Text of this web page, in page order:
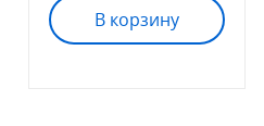
В корзину